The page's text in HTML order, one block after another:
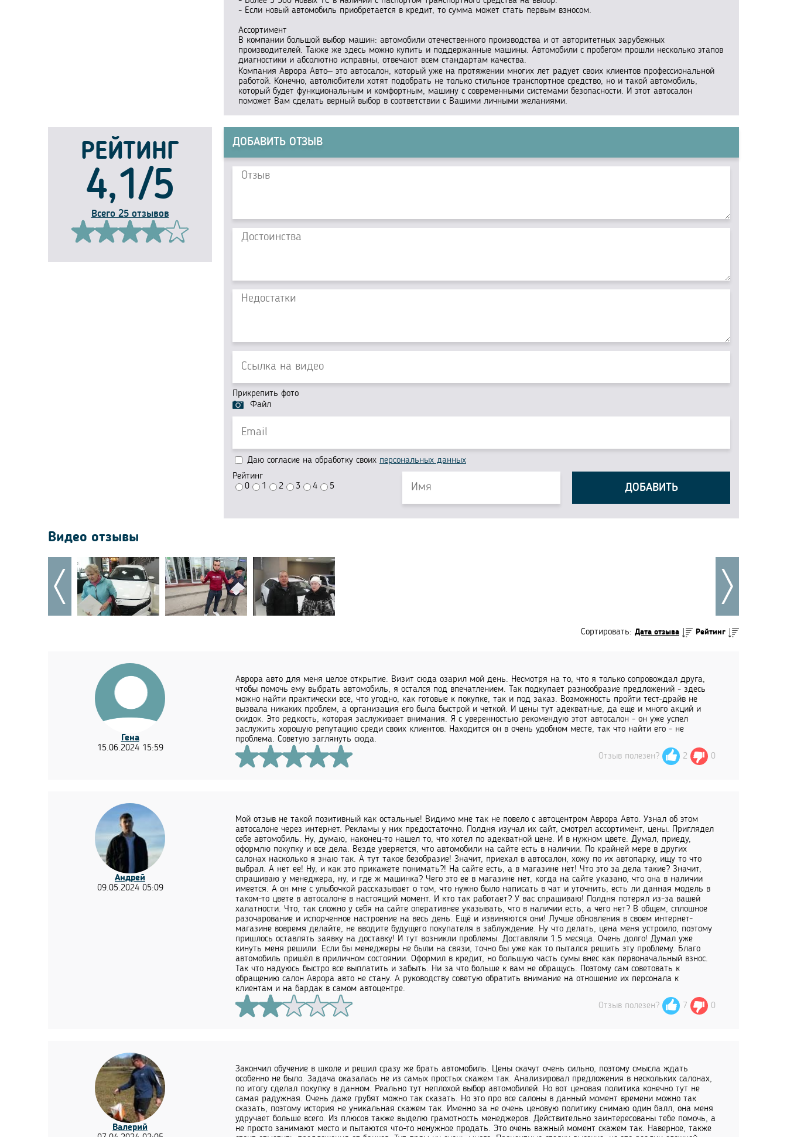
- Если новый автомобиль приобретается в кредит, то сумма может стать первым взносом.
Ассортимент
В компании большой выбор машин: автомобили отечественного производства и от авторитетных зарубежных
производителей. Также же здесь можно купить и поддержанные машины. Автомобили с пробегом прошли несколько этапов
диагностики и абсолютно исправны, отвечают всем стандартам качества.
Компания Аврора Авто– это автосалон, который уже на протяжении многих лет радует своих клиентов профессиональной
работой. Конечно, автолюбители хотят подобрать не только стильное транспортное средство, но и такой автомобиль,
который будет функциональным и комфортным, машину с современными системами безопасности. И этот автосалон
поможет Вам сделать верный выбор в соответствии с Вашими личными желаниями.
РЕЙТИНГ
4,1/5
Всего 25 отзывов
ДОБАВИТЬ ОТЗЫВ
Прикрепить фото
Файл
Даю согласие на обработку своих персональных данных
Рейтинг
0
1 2 3 4 5 ДОБАВИТЬ
Видео отзывы
Сортировать: Дата отзыва Рейтинг
Гена
15.06.2024 15:59
Аврора авто для меня целое открытие. Визит сюда озарил мой день. Несмотря на то, что я только сопровождал друга,
чтобы помочь ему выбрать автомобиль, я остался под впечатлением. Так подкупает разнообразие предложений - здесь
можно найти практически все, что угодно, как готовые к покупке, так и под заказ. Возможность пройти тест-драйв не
вызвала никаких проблем, а организация его была быстрой и четкой. И цены тут адекватные, да еще и много акций и
скидок. Это редкость, которая заслуживает внимания. Я с уверенностью рекомендую этот автосалон - он уже успел
заслужить хорошую репутацию среди своих клиентов. Находится он в очень удобном месте, так что найти его - не
проблема. Советую заглянуть сюда.
Отзыв полезен?
2 0
Андрей
09.05.2024 05:09
Мой отзыв не такой позитивный как остальные! Видимо мне так не повело с автоцентром Аврора Авто. Узнал об этом
автосалоне через интернет. Рекламы у них предостаточно. Полдня изучал их сайт, смотрел ассортимент, цены. Приглядел
себе автомобиль. Ну, думаю, наконец-то нашел то, что хотел по адекватной цене. И в нужном цвете. Думал, приеду,
оформлю покупку и все дела. Везде уверяется, что автомобили на сайте есть в наличии. По крайней мере в других
салонах насколько я знаю так. А тут такое безобразие! Значит, приехал в автосалон, хожу по их автопарку, ищу то что
выбрал. А нет ее! Ну, и как это прикажете понимать?! На сайте есть, а в магазине нет! Что это за дела такие? Значит,
спрашиваю у менеджера, ну, и где ж машинка? Чего это ее в магазине нет, когда на сайте указано, что она в наличии
имеется. А он мне с улыбочкой рассказывает о том, что нужно было написать в чат и уточнить, есть ли данная модель в
таком-то цвете в автосалоне в настоящий момент. И кто так работает? У вас спрашиваю! Полдня потерял из-за вашей
халатности. Что, так сложно у себя на сайте оперативнее указывать, что в наличии есть, а чего нет? В общем, сплошное
разочарование и испорченное настроение на весь день. Ещё и извиняются они! Лучше обновления в своем интернет-
магазине вовремя делайте, не вводите будущего покупателя в заблуждение. Ну что делать, цена меня устроило, поэтому
пришлось оставлять заявку на доставку! И тут возникли проблемы. Доставляли 1.5 месяца. Очень долго! Думал уже
кинуть меня решили. Если бы менеджеры не были на связи, точно бы уже как то пытался решить эту проблему. Благо
автомобиль пришёл в приличном состоянии. Оформил в кредит, но большую часть сумы внес как первоначальный взнос.
Так что надуюсь быстро все выплатить и забыть. Ни за что больше к вам не обращусь. Поэтому сам советовать к
обращению салон Аврора авто не стану. А руководству советую обратить внимание на отношение их персонала к
клиентам и на бардак в самом автоцентре.
Отзыв полезен?
7 0
Валерий
Закончил обучение в школе и решил сразу же брать автомобиль. Цены скачут очень сильно, поэтому смысла ждать
особенно не было. Задача оказалась не из самых простых скажем так. Анализировал предложения в нескольких салонах,
по итогу сделал покупку в данном. Реально тут неплохой выбор автомобилей. Но вот ценовая политика конечно тут не
самая радужная. Очень даже грубят можно так сказать. Но это про все салоны в данный момент времени можно так
сказать, поэтому история не уникальная скажем так. Именно за не очень ценовую политику снимаю один балл, она меня
удручает больше всего. Из плюсов также выделю грамотность менеджеров. Действительно заинтересованы тебе помочь, а
не просто занимают место и пытаются что-то ненужное продать. Это очень важный момент скажем так. Наверное, также